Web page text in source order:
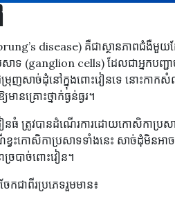
disease) គឺជាស្ថានភាពជំងឺមួយ
ាទ (ganglion cells) ដែលជាអ្នកបញ្ជ
ម្រុញសាច់ដុំនៅក្នុងពោះវៀនទេ នោះកាក
នគ្រោះថ្នាក់ធ្ងន់ធ្ងរ។
នធំ ត្រូវបានដំណើរការដោយកោសិកាប្
ណីខ្វះកោសិកាប្រសាទទាំងនេះ សាច់ដុំមិ
ច្របាច់ពោះវៀន។
កជាពីរប្រភេទរួមមាន៖